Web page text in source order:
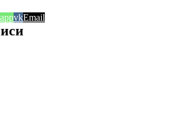
vkEmail